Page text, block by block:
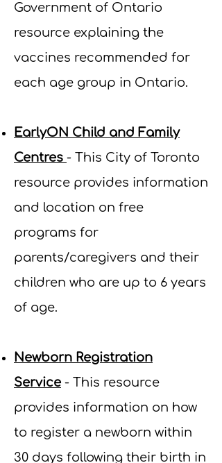
Government of Ontario
resource explaining the
vaccines recommended for
each age group in Ontario.
EarlyON Child and Family
Centres - This City of Toronto
resource provides information
and location on free
programs for
parents/caregivers and their
children who are up to 6 years
of age.
Newborn Registration
Service - This resource
provides information on how
to register a newborn within
30 days following their birth in